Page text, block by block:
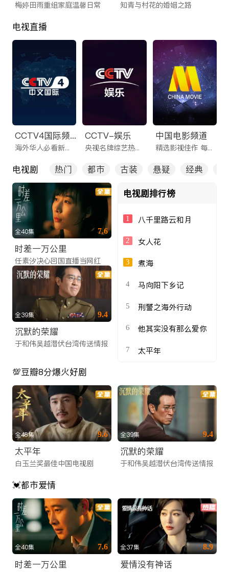
梅婷田雨重组家庭温馨日常 知青与村花的婚姻之路
电视直播
CCTV4国际频道
海外华人必看新闻频道
CCTV-娱乐
央视名牌综艺热剧一网打尽
中国电影频道
精选影视佳作 每日看不停
电视剧 热门 都市 古装 悬疑 经典
全40集 7.6
时差一万公里
任素汐决心回国直播当网红
全39集 9.4
沉默的荣耀
于和伟吴越潜伏台湾传送情报
电视剧排行榜
1 八千里路云和月
2 女人花
3 煮海
4 马向阳下乡记
5 刑警之海外行动
6 他其实没有那么爱你
7 太平年
💯豆瓣8分爆火好剧
全48集 9.6
太平年
白玉兰奖最佳中国电视剧
全39集 9.4
沉默的荣耀
于和伟吴越潜伏台湾传送情报
💓都市爱情
全40集 7.6
时差一万公里
全37集 8.9
爱情没有神话